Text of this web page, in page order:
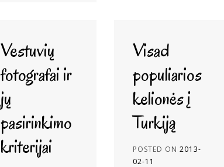
Vestuvių
fotografai ir
jų
pasirinkimo
kriterijai
Visad
populiarios
kelionės į
Turkiją
POSTED ON 2013-
02-11